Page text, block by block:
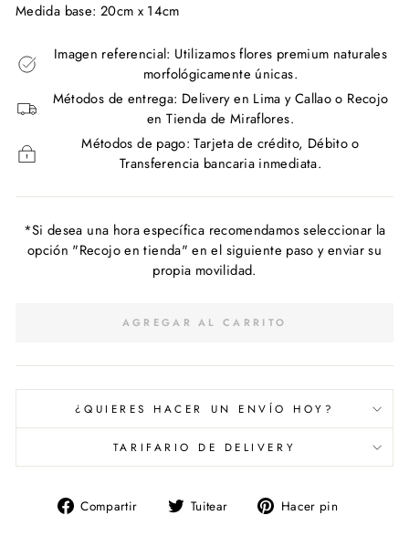
Medida base: 20cm x 14cm
Imagen referencial: Utilizamos flores premium naturales
morfológicamente únicas.
Métodos de entrega: Delivery en Lima y Callao o Recojo
en Tienda de Miraflores.
Métodos de pago: Tarjeta de crédito, Débito o
Transferencia bancaria inmediata.
*Si desea una hora específica recomendamos seleccionar la
opción "Recojo en tienda" en el siguiente paso y enviar su
propia movilidad.
AGREGAR AL CARRITO
¿QUIERES HACER UN ENVÍO HOY?
TARIFARIO DE DELIVERY
Compartir
CompartirTuitear
Tuitear Hacer pin